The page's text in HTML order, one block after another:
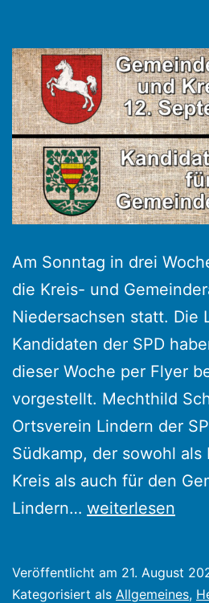
Am Sonntag in drei
die Kreis- und
Niedersachsen statt. Die
Kandidaten der SPD
dieser Woche per Flyer
vorgestellt. Mechthild
Ortsverein Lindern der
Südkamp, der sowohl als
Kreis als auch für den
Lindern… Kreis-
am
weiterlesen
Veröffentlicht am 21. August
Kategorisiert als Allgemeines,